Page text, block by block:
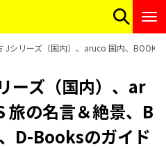
Jシリーズ（国内）、aruco 国内、
ーズ（国内）、ar
旅の名言＆絶景、B
D-Booksのガイド